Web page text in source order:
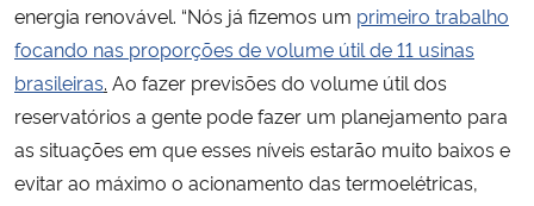
energia renovável. “Nós já fizemos um primeiro trabalho
focando nas proporções de volume útil de 11 usinas
brasileiras. Ao fazer previsões do volume útil dos
reservatórios a gente pode fazer um planejamento para
as situações em que esses níveis estarão muito baixos e
evitar ao máximo o acionamento das termoelétricas,